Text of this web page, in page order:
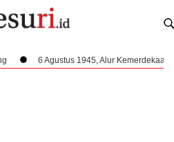
6 Agustus 1945, Alur Kemerdekaan